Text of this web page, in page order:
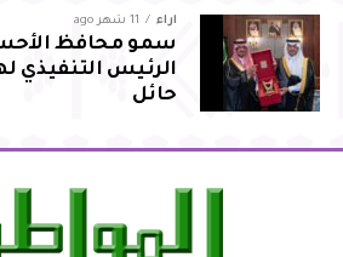
آراء 11 شهر ago
سمو محافظ
الرئيس التنفيذي
حائل